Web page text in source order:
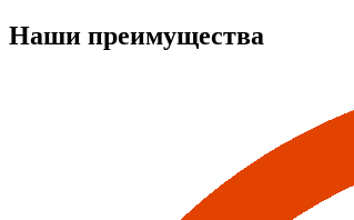
Наши преимущества